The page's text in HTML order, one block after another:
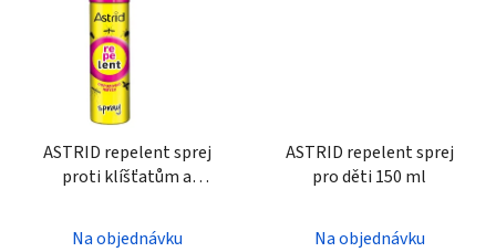
ASTRID repelent sprej
proti klíšťatům a
Na objednávku
ASTRID repelent sprej
pro děti 150 ml
Na objednávku